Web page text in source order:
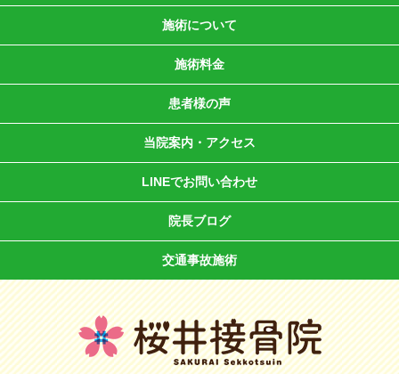
施術について
施術料金
患者様の声
当院案内・アクセス
LINEでお問い合わせ
院長ブログ
交通事故施術